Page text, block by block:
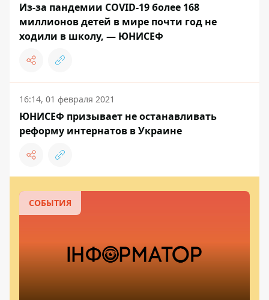
Из-за пандемии COVID-19 более 168
миллионов детей в мире почти год не
ходили в школу, — ЮНИСЕФ
16:14, 01 февраля 2021
ЮНИСЕФ призывает не останавливать
реформу интернатов в Украине
СОБЫТИЯ